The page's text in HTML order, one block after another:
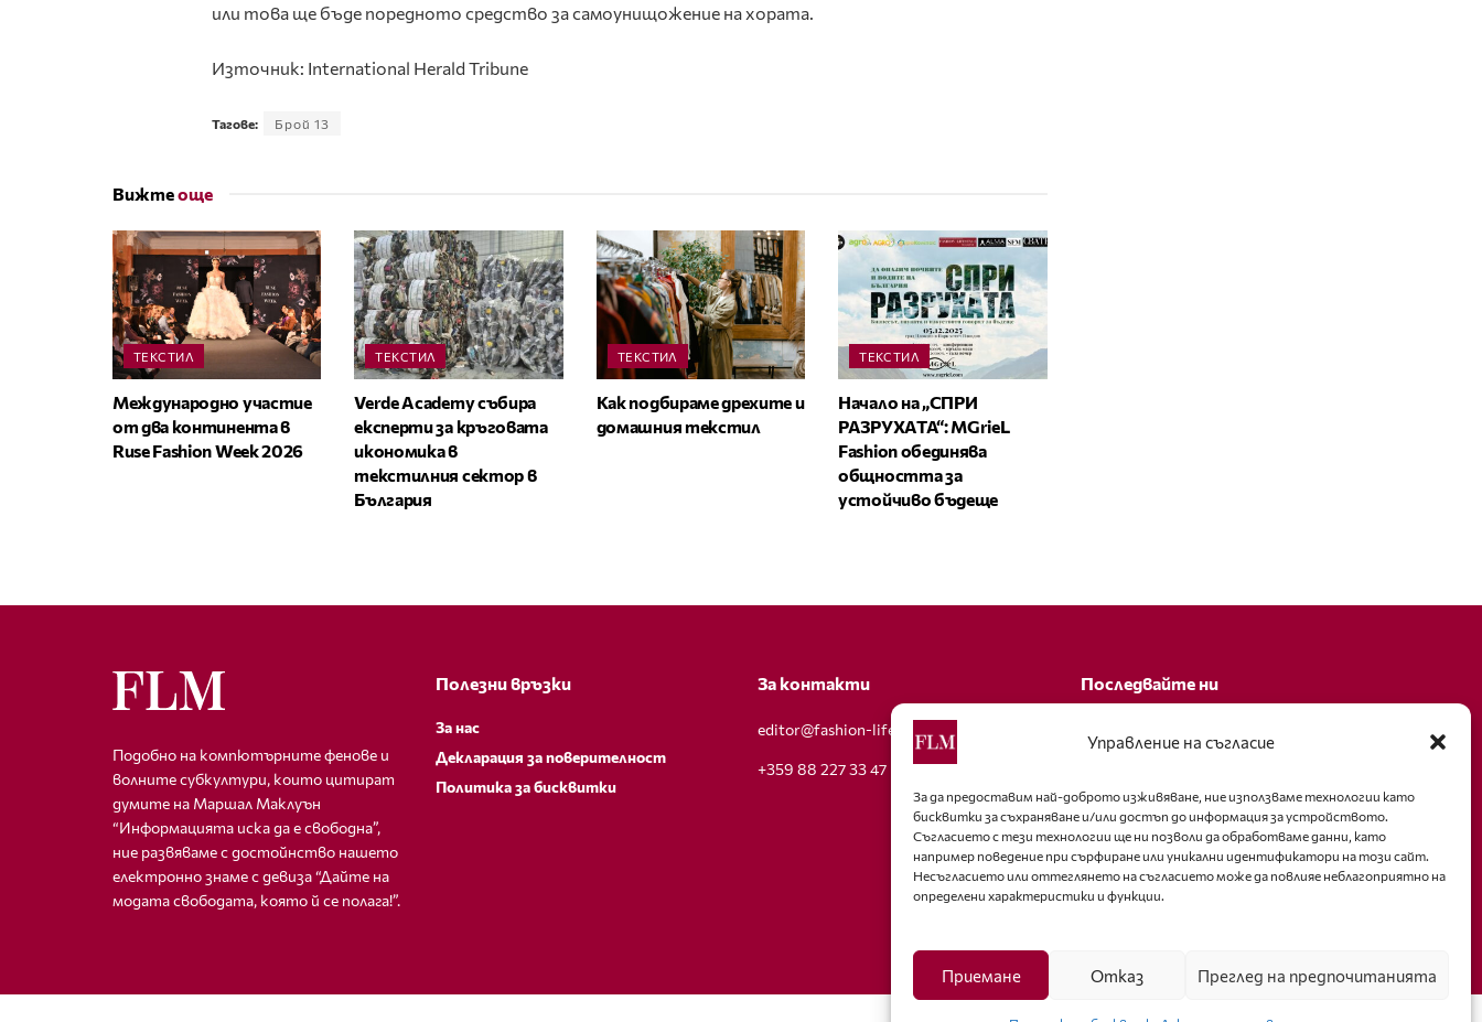
Управление на съгласие
За да предоставим най-доброто изживяване, ние използваме технологии като
бисквитки за съхраняване и/или достъп до информация за устройството.
Съгласието с тези технологии ще ни позволи да обработваме данни, като
например поведение при сърфиране или уникални идентификатори на този сайт.
Несъгласието или оттеглянето на съгласието може да повлияе неблагоприятно на
определени характеристики и функции.
Приемане Отказ Преглед на предпочитанията
или това ще бъде поредното средство за самоунищожение на хората.
Източник: International Herald Tribune
Тагове: Брой 13
Вижтеоще
ТЕКСТИЛ
Международно участие
от два континента в
Ruse Fashion Week 2026
ТЕКСТИЛ
Verde Academy събира
експерти за кръговата
икономика в
текстилния сектор в
България
ТЕКСТИЛ
Как подбираме дрехите и
домашния текстил
ТЕКСТИЛ
Начало на „СПРИ
РАЗРУХАТА“: MGrieL
Fashion обединява
общността за
устойчиво бъдеще
Подобно на компютърните фенове и
волните субкултури, които цитират
думите на Маршал Маклуън
“Информацията иска да е свободна”,
ние развяваме с достойнство нашето
електронно знаме с девиза “Дайте на
модата свободата, която й се полага!”.
Полезни връзки
За нас
Декларация за поверителност
Политика за бисквитки
За контакти
editor@fashion-lifestyle.net
+359 88 227 33 47
Последвайте ни